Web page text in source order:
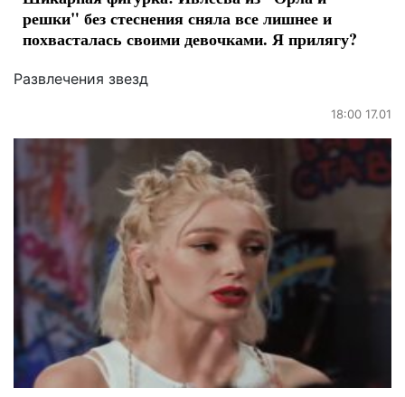
решки" без стеснения сняла все лишнее и
похвасталась своими девочками. Я прилягу?
Развлечения звезд
18:00 17.01